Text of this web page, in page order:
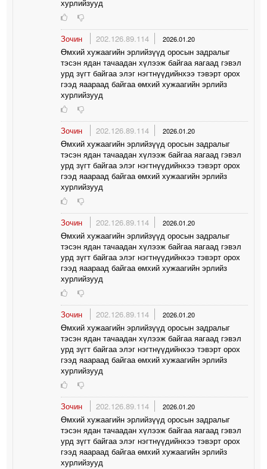
хурлийзууд
Зочин 202.126.89.114 2026.01.20
Өмхий хужаагийн эрлийзүүд оросын задралыг
тэсэн ядан тачаадан хүлээж байгаа яагаад гэвэл
урд зүгт байгаа элэг нэгтнүүдийнхээ тэвэрт орох
гээд яаараад байгаа өмхий хужаагийн эрлийз
хурлийзууд
Зочин 202.126.89.114 2026.01.20
Өмхий хужаагийн эрлийзүүд оросын задралыг
тэсэн ядан тачаадан хүлээж байгаа яагаад гэвэл
урд зүгт байгаа элэг нэгтнүүдийнхээ тэвэрт орох
гээд яаараад байгаа өмхий хужаагийн эрлийз
хурлийзууд
Зочин 202.126.89.114 2026.01.20
Өмхий хужаагийн эрлийзүүд оросын задралыг
тэсэн ядан тачаадан хүлээж байгаа яагаад гэвэл
урд зүгт байгаа элэг нэгтнүүдийнхээ тэвэрт орох
гээд яаараад байгаа өмхий хужаагийн эрлийз
хурлийзууд
Зочин 202.126.89.114 2026.01.20
Өмхий хужаагийн эрлийзүүд оросын задралыг
тэсэн ядан тачаадан хүлээж байгаа яагаад гэвэл
урд зүгт байгаа элэг нэгтнүүдийнхээ тэвэрт орох
гээд яаараад байгаа өмхий хужаагийн эрлийз
хурлийзууд
Зочин 202.126.89.114 2026.01.20
Өмхий хужаагийн эрлийзүүд оросын задралыг
тэсэн ядан тачаадан хүлээж байгаа яагаад гэвэл
урд зүгт байгаа элэг нэгтнүүдийнхээ тэвэрт орох
гээд яаараад байгаа өмхий хужаагийн эрлийз
хурлийзууд